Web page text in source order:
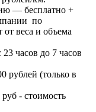
— бесплатно +
по
от веса и объема
часов до 7 часов
рублей (только в
- стоимость